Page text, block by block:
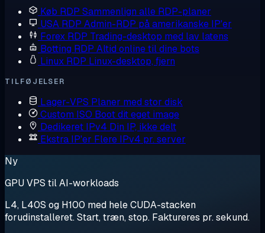
Køb RDP Sammenlign alle RDP-planer
USA RDP Admin-RDP på amerikanske IP'er
Forex RDP Trading-desktop med lav latens
Botting RDP Altid online til dine bots
Linux RDP Linux-desktop, fjern
TILFØJELSER
Lager-VPS Planer med stor disk
Custom ISO Boot dit eget image
Dedikeret IPv4 Din IP, ikke delt
Ekstra IP'er Flere IPv4 pr. server
Ny
GPU VPS til AI-workloads
L4, L40S og H100 med hele CUDA-stacken
forudinstalleret. Start, træn, stop. Faktureres pr. sekund.